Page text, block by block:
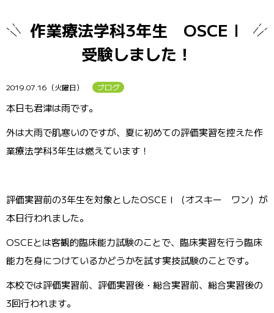
作業療法学科3年生 OSCEⅠ
受験しました！
2019.07.16（火曜日） ブログ
本日も君津は雨です。
外は大雨で肌寒いのですが、夏に初めての評価実習を控えた作
業療法学科3年生は燃えています！
評価実習前の3年生を対象としたOSCEⅠ（オスキー ワン）が
本日行われました。
OSCEとは客観的臨床能力試験のことで、臨床実習を行う臨床
能力を身につけているかどうかを試す実技試験のことです。
本校では評価実習前、評価実習後・総合実習前、総合実習後の
3回行われます。